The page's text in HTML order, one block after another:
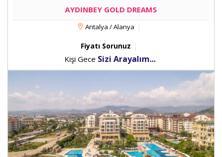
AYDINBEY GOLD DREAMS
Antalya / Alanya
Fiyatı Sorunuz
Kişi Gece Sizi Arayalım...